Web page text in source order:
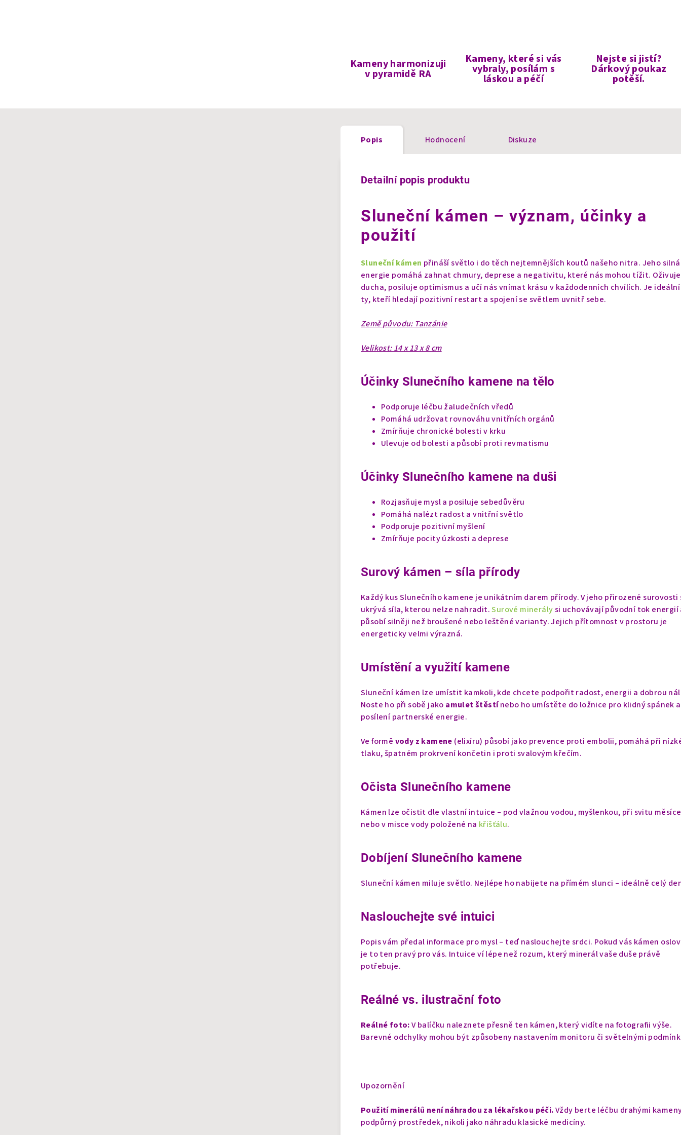
Kameny harmonizuji
v pyramidě RA
Kameny, které si vás
vybraly, posílám s
láskou a péčí
Nejste si jistí?
Dárkový poukaz
potěší.
Popis Hodnocení Diskuze
Detailní popis produktu
Sluneční kámen – význam, účinky a
použití
Sluneční kámen přináší světlo i do těch nejtemnějších koutů našeho nitra. Jeho silná
energie pomáhá zahnat chmury, deprese a negativitu, které nás mohou tížit. Oživuje
ducha, posiluje optimismus a učí nás vnímat krásu v každodenních chvílích. Je
ty, kteří hledají pozitivní restart a spojení se světlem uvnitř sebe.
Země původu: Tanzánie
Velikost: 14 x 13 x 8 cm
Účinky Slunečního kamene na tělo
Podporuje léčbu žaludečních vředů
Pomáhá udržovat rovnováhu vnitřních orgánů
Zmírňuje chronické bolesti v krku
Ulevuje od bolesti a působí proti revmatismu
Účinky Slunečního kamene na duši
Rozjasňuje mysl a posiluje sebedůvěru
Pomáhá nalézt radost a vnitřní světlo
Podporuje pozitivní myšlení
Zmírňuje pocity úzkosti a deprese
Surový kámen – síla přírody
Každý kus Slunečního kamene je unikátním darem přírody. V jeho přirozené surovosti
ukrývá síla, kterou nelze nahradit.Surové minerálysi uchovávají původní tok energií
působí silněji než broušené nebo leštěné varianty. Jejich přítomnost v prostoru je
energeticky velmi výrazná.
Umístění a využití kamene
Sluneční kámen lze umístit kamkoli, kde chcete podpořit radost, energii a dobrou
Noste ho při sobě jako amulet štěstínebo ho umístěte do ložnice pro klidný spánek a
posílení partnerské energie.
Ve formě vody z kamene (elixíru) působí jako prevence proti embolii, pomáhá při
tlaku, špatném prokrvení končetin i proti svalovým křečím.
Očista Slunečního kamene
Kámen lze očistit dle vlastní intuice – pod vlažnou vodou, myšlenkou, při svitu měsíce
nebo v misce vody položené na křišťálu.
Dobíjení Slunečního kamene
Sluneční kámen miluje světlo. Nejlépe ho nabijete na přímém slunci – ideálně celý
Naslouchejte své intuici
Popis vám předal informace pro mysl – teď naslouchejte srdci. Pokud vás kámen
je to ten pravý pro vás. Intuice ví lépe než rozum, který minerál vaše duše právě
potřebuje.
Reálné vs. ilustrační foto
Reálné foto:V balíčku naleznete přesně ten kámen, který vidíte na fotografii výše.
Barevné odchylky mohou být způsobeny nastavením monitoru či světelnými
Upozornění
Použití minerálů není náhradou za lékařskou péči.Vždy berte léčbu drahými
podpůrný prostředek, nikoli jako náhradu klasické medicíny.